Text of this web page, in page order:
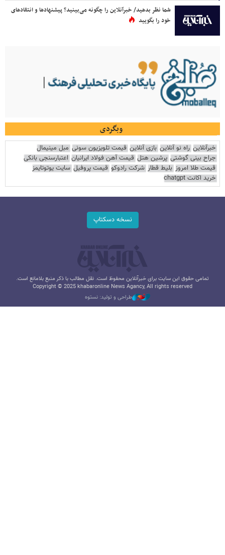
شما نظر بدهید/ خبرآنلاین را چگونه می‌بینید؟ پیشنهادها و انتقادهای
خود را بگویید
وبگردی
خبرآنلاین راه نو آنلاین بازی آنلاین قیمت تلویزیون سونی مبل مینیمال
جراح بینی گوشتی پرشین هتل قیمت آهن فولاد ایرانیان اعتبارسنجی بانکی
قیمت طلا امروز بلیط قطار شرکت رادوکو قیمت پروفیل سایت یوتوتایمز
خرید اکانت chatgpt
نسخه دسکتاپ
تمامی حقوق این سایت برای خبرآنلاین محفوظ است. نقل مطالب با ذکر منبع بلامانع است.
Copyright © 2025 khabaronline News Agancy, All rights reserved
طراحی و تولید: نستوه